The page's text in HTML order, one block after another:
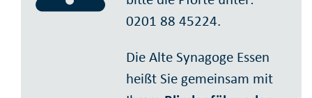
0201 88 45224.
Die Alte Synagoge Essen
heißt Sie gemeinsam mit